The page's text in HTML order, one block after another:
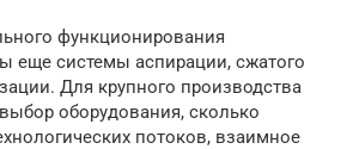
функционирования
еще системы аспирации, сжатого
Для крупного производства
оборудования, сколько
потоков, взаимное